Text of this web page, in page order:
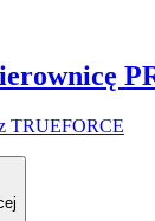
TRUEFORCE